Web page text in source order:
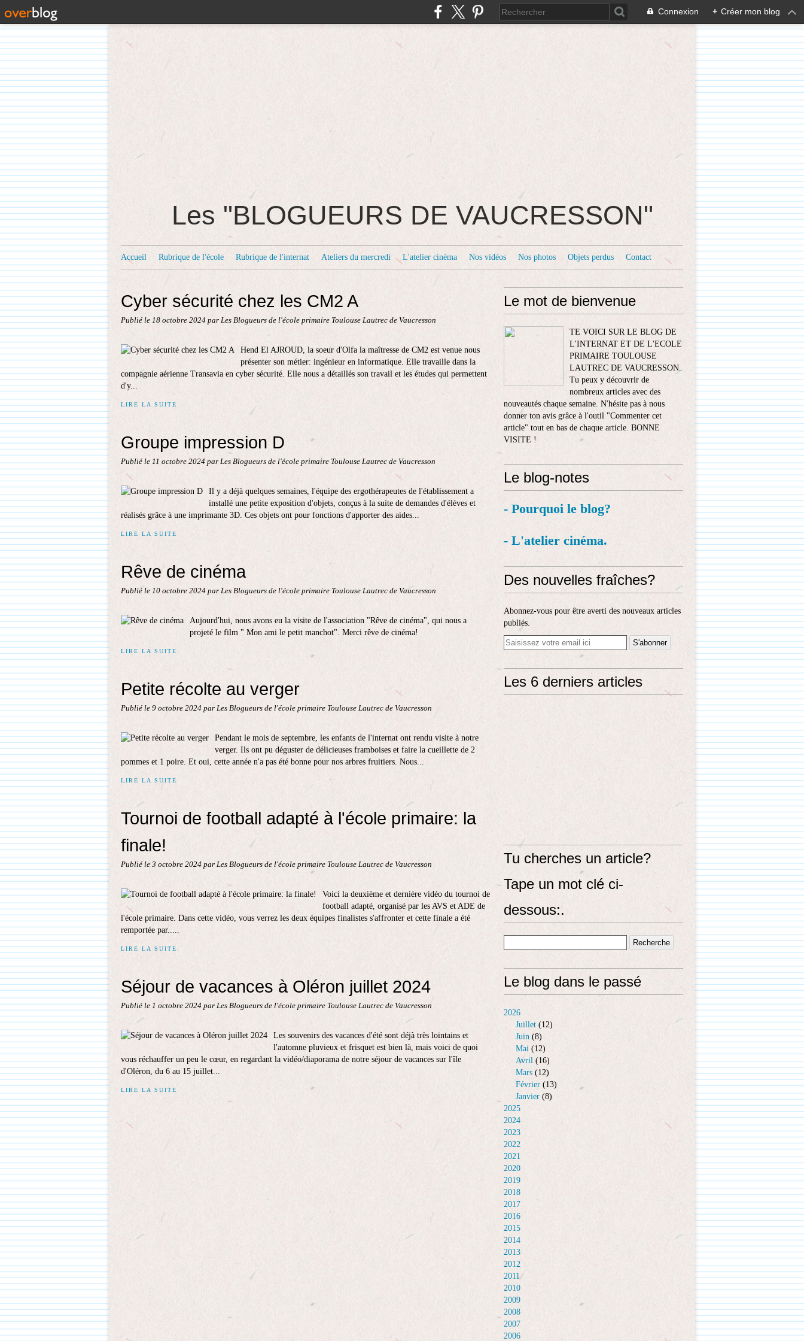
Connexion + Créer mon blog
Les "BLOGUEURS DE VAUCRESSON"
Accueil Rubrique de l'école Rubrique de l'internat Ateliers du mercredi L'atelier cinéma Nos vidéos Nos photos Objets perdus Contact
Cyber sécurité chez les CM2 A
Publié le 18 octobre 2024 par Les Blogueurs de l'école primaire Toulouse Lautrec de Vaucresson
Hend El AJROUD, la soeur d'Olfa la maîtresse de CM2 est venue nous
présenter son métier: ingénieur en informatique. Elle travaille dans la
compagnie aérienne Transavia en cyber sécurité. Elle nous a détaillés son travail et les études qui permettent
d'y...
LIRE LA SUITE
Groupe impression D
Publié le 11 octobre 2024 par Les Blogueurs de l'école primaire Toulouse Lautrec de Vaucresson
Il y a déjà quelques semaines, l'équipe des ergothérapeutes de l'établissement a
installé une petite exposition d'objets, conçus à la suite de demandes d'élèves et
réalisés grâce à une imprimante 3D. Ces objets ont pour fonctions d'apporter des aides...
LIRE LA SUITE
Rêve de cinéma
Publié le 10 octobre 2024 par Les Blogueurs de l'école primaire Toulouse Lautrec de Vaucresson
Aujourd'hui, nous avons eu la visite de l'association "Rêve de cinéma", qui nous a
projeté le film " Mon ami le petit manchot". Merci rêve de cinéma!
LIRE LA SUITE
Petite récolte au verger
Publié le 9 octobre 2024 par Les Blogueurs de l'école primaire Toulouse Lautrec de Vaucresson
Pendant le mois de septembre, les enfants de l'internat ont rendu visite à notre
verger. Ils ont pu déguster de délicieuses framboises et faire la cueillette de 2
pommes et 1 poire. Et oui, cette année n'a pas été bonne pour nos arbres fruitiers. Nous...
LIRE LA SUITE
Tournoi de football adapté à l'école primaire: la
finale!
Publié le 3 octobre 2024 par Les Blogueurs de l'école primaire Toulouse Lautrec de Vaucresson
Voici la deuxième et dernière vidéo du tournoi de
football adapté, organisé par les AVS et ADE de
l'école primaire. Dans cette vidéo, vous verrez les deux équipes finalistes s'affronter et cette finale a été
remportée par.....
LIRE LA SUITE
Séjour de vacances à Oléron juillet 2024
Publié le 1 octobre 2024 par Les Blogueurs de l'école primaire Toulouse Lautrec de Vaucresson
Les souvenirs des vacances d'été sont déjà très lointains et
l'automne pluvieux et frisquet est bien là, mais voici de quoi
vous réchauffer un peu le cœur, en regardant la vidéo/diaporama de notre séjour de vacances sur l'île
d'Oléron, du 6 au 15 juillet...
LIRE LA SUITE
Le mot de bienvenue
TE VOICI SUR LE BLOG DE
L'INTERNAT ET DE L'ECOLE
PRIMAIRE TOULOUSE
LAUTREC DE VAUCRESSON.
Tu peux y découvrir de
nombreux articles avec des
nouveautés chaque semaine. N'hésite pas à nous
donner ton avis grâce à l'outil "Commenter cet
article" tout en bas de chaque article. BONNE
VISITE !
Le blog-notes
- Pourquoi le blog?
- L'atelier cinéma.
Des nouvelles fraîches?
Abonnez-vous pour être averti des nouveaux articles
publiés.
Les 6 derniers articles
Tu cherches un article?
Tape un mot clé ci-
dessous:.
Le blog dans le passé
2026
Juillet (12)
Juin (8)
Mai (12)
Avril (16)
Mars (12)
Février (13)
Janvier (8)
2025
2024
2023
2022
2021
2020
2019
2018
2017
2016
2015
2014
2013
2012
2011
2010
2009
2008
2007
2006